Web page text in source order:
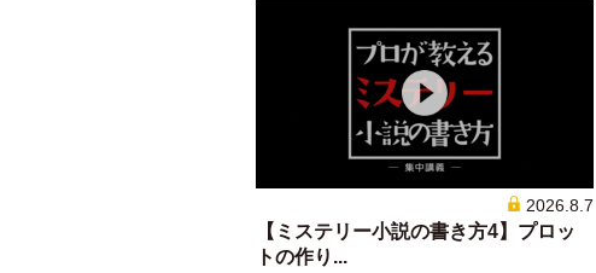
2026.8.7
【ミステリー小説の書き方4】プロッ
トの作り...